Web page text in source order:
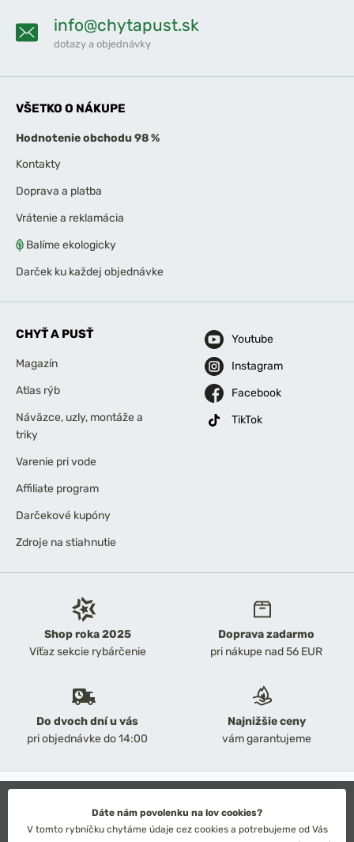
Shop roka 2025
Víťaz sekcie rybárčenie
Doprava zadarmo
pri nákupe nad 56 EUR
Do dvoch dní u vás
pri objednávke do 14:00
Najnižšie ceny
vám garantujeme
info@chytapust.sk
dotazy a objednávky
VŠETKO O NÁKUPE
Hodnotenie obchodu 98 %
Kontakty
Doprava a platba
Vrátenie a reklamácia
Balíme ekologicky
Darček ku každej objednávke
CHYŤ A PUSŤ
Magazín
Atlas rýb
Náväzce, uzly, montáže a
triky
Varenie pri vode
Affiliate program
Darčekové kupóny
Zdroje na stiahnutie
Youtube
Instagram
Facebook
TikTok
Obchodné podmienky
Ochrana osobných údajov
Dáte nám povolenku na lov cookies?
V tomto rybníčku chytáme údaje cez cookies a potrebujeme od Vás